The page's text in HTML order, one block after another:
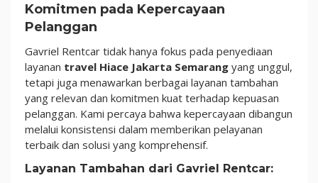
Komitmen pada Kepercayaan
Pelanggan
Gavriel Rentcar tidak hanya fokus pada penyediaan
layanan travel Hiace Jakarta Semarang yang unggul,
tetapi juga menawarkan berbagai layanan tambahan
yang relevan dan komitmen kuat terhadap kepuasan
pelanggan. Kami percaya bahwa kepercayaan dibangun
melalui konsistensi dalam memberikan pelayanan
terbaik dan solusi yang komprehensif.
Layanan Tambahan dari Gavriel Rentcar: